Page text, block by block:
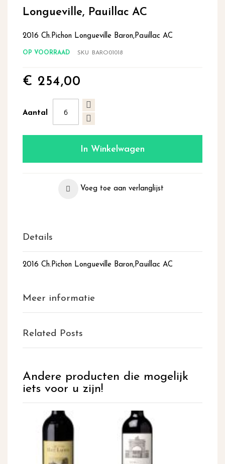
van
afbeeldingen-
Longueville, Pauillac AC
2016 Ch.Pichon Longueville Baron,Pauillac AC
OP VOORRAAD SKU BARO01018
€ 254,00
Aantal
In Winkelwagen
Voeg toe aan verlanglijst
Details
2016 Ch.Pichon Longueville Baron,Pauillac AC
Meer informatie
Related Posts
Andere producten die mogelijk
iets voor u zijn!